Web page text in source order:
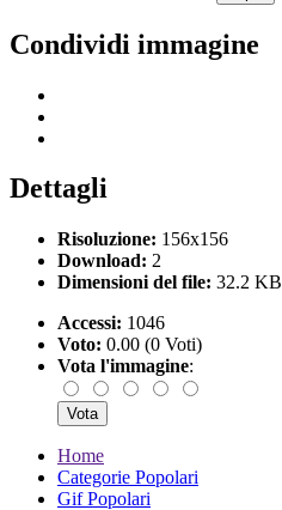
Condividi immagine
Dettagli
Risoluzione: 156x156
Download: 2
Dimensioni del file: 32.2 KB
Accessi: 1046
Voto: 0.00 (0 Voti)
Vota l'immagine:
Home
Categorie Popolari
Gif Popolari